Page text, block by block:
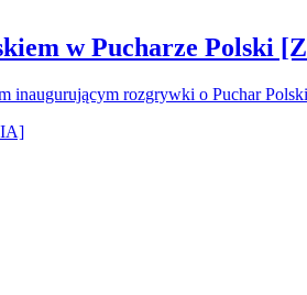
w Pucharze Polski
inaugurującym rozgrywki o Puchar